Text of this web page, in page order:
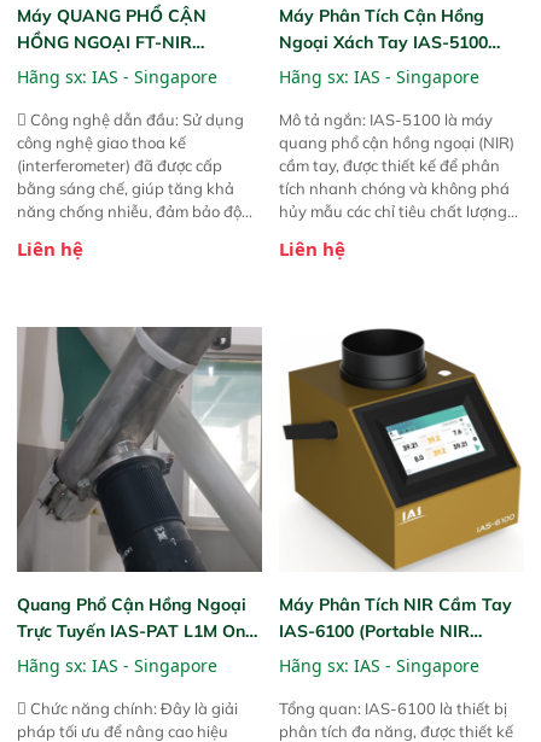
Máy QUANG PHỔ CẬN
HỒNG NGOẠI FT-NIR
Analyzer Vista-R
Hãng sx: IAS - Singapore
 Công nghệ dẫn đầu: Sử dụng
công nghệ giao thoa kế
(interferometer) đã được cấp
bằng sáng chế, giúp tăng khả
năng chống nhiễu, đảm bảo độ
Phạm vi ứng dụng rộng: Đáp ứng
ngành công nghiệp khác nhau. 
Độ nhạy cao: Trang bị đầu dò
InGaAs độ nhạy cao, cung cấp
phản hồi phổ tuyến tính đầy đủ,
đảm bảo độ chính xác và khả
năng lặp lại tối ưu.
Liên hệ
Máy Phân Tích Cận Hồng
Ngoại Xách Tay IAS-5100
(Portable NIR Analyzer)
Hãng sx: IAS - Singapore
Mô tả ngắn: IAS-5100 là máy
quang phổ cận hồng ngoại (NIR)
cầm tay, được thiết kế để phân
tích nhanh chóng và không phá
hủy mẫu các chỉ tiêu chất lượng
Thiết bị linh hoạt cho nhiều kịch
trực tiếp ngoài đồng ruộng.
Liên hệ
Quang Phổ Cận Hồng Ngoại
Trực Tuyến IAS-PAT L1M On-
Line NIR
Hãng sx: IAS - Singapore
 Chức năng chính: Đây là giải
pháp tối ưu để nâng cao hiệu
Máy Phân Tích NIR Cầm Tay
IAS-6100 (Portable NIR
Analyzer)
Hãng sx: IAS - Singapore
Tổng quan: IAS-6100 là thiết bị
phân tích đa năng, được thiết kế